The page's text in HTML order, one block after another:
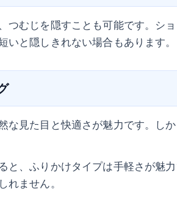
つむじを隠すことも可能です。シ
いと隠しきれない場合もあります。
な見た目と快適さが魅力です。し
と、ふりかけタイプは手軽さが魅
れません。